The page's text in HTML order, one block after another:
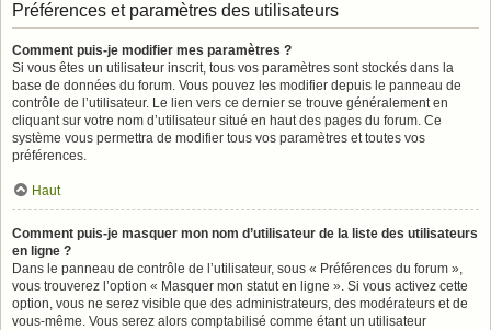
Préférences et paramètres des utilisateurs
Comment puis-je modifier mes paramètres ?
Si vous êtes un utilisateur inscrit, tous vos paramètres sont stockés dans la
base de données du forum. Vous pouvez les modifier depuis le panneau de
contrôle de l’utilisateur. Le lien vers ce dernier se trouve généralement en
cliquant sur votre nom d’utilisateur situé en haut des pages du forum. Ce
système vous permettra de modifier tous vos paramètres et toutes vos
préférences.
Haut
Comment puis-je masquer mon nom d’utilisateur de la liste des utilisateurs
en ligne ?
Dans le panneau de contrôle de l’utilisateur, sous « Préférences du forum »,
vous trouverez l’option « Masquer mon statut en ligne ». Si vous activez cette
option, vous ne serez visible que des administrateurs, des modérateurs et de
vous-même. Vous serez alors comptabilisé comme étant un utilisateur